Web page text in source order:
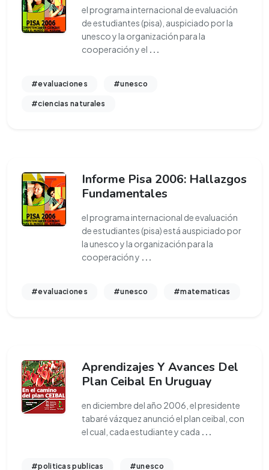
el programa internacional de evaluación
de estudiantes (pisa), auspiciado por la
unesco y la organización para la
cooperación y el ...
#evaluaciones #unesco
#ciencias naturales
Informe Pisa 2006: Hallazgos
Fundamentales
el programa internacional de evaluación
de estudiantes (pisa) está auspiciado por
la unesco y la organización para la
cooperación y ...
#evaluaciones #unesco #matematicas
Aprendizajes Y Avances Del
Plan Ceibal En Uruguay
en diciembre del año 2006, el presidente
tabaré vázquez anunció el plan ceibal, con
el cual, cada estudiante y cada ...
#politicas publicas #unesco